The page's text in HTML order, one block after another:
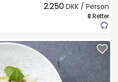
2.250 DKK / Person
8 Retter